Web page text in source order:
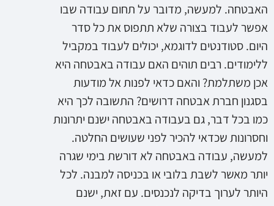
האבטחה. למעשה, מדובר על תחום עבודה שבו
אפשר לעבוד בצורה שלא תתפוס את כל סדר
היום. סטודנטים לדוגמא, יכולים לעבוד במקביל
ללימודים. רבים תוהים האם עבודה באבטחה היא
אכן משתלמת? והאם כדאי לפנות אל מודעות
בסגנון חברת אבטחה דרושים? התשובה לכך היא
כמו בכל דבר, גם בעבודה באבטחה ישנם יתרונות
וחסרונות שכדאי להכיר לפני שעושים החלטה.
למעשה, עבודה באבטחה לא דורשת בימי שגרה
יותר מאשר לשבת בלובי או בכניסה למבנה. לכל
היותר לערוך בדיקה לנכנסים. עם זאת, ישנם